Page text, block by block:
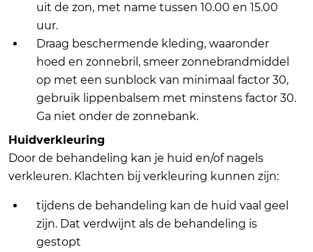
uit de zon, met name tussen 10.00 en 15.00
uur.
Draag beschermende kleding, waaronder
hoed en zonnebril, smeer zonnebrandmiddel
op met een sunblock van minimaal factor 30,
gebruik lippenbalsem met minstens factor 30.
Ga niet onder de zonnebank.
Huidverkleuring
Door de behandeling kan je huid en/of nagels
verkleuren. Klachten bij verkleuring kunnen zijn:
tijdens de behandeling kan de huid vaal geel
zijn. Dat verdwijnt als de behandeling is
gestopt